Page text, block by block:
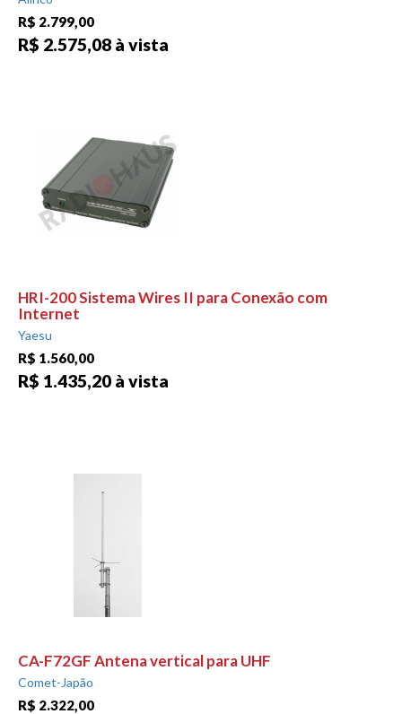
R$ 2.799,00
R$ 2.575,08 à vista
HRI-200 Sistema Wires II para Conexão com
Internet
Yaesu
R$ 1.560,00
R$ 1.435,20 à vista
CA-F72GF Antena vertical para UHF
Comet-Japão
R$ 2.322,00